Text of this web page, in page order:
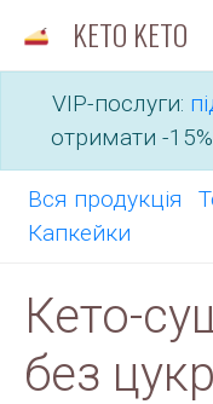
KETO KETO
VIP-послуги:
отримати -
Вся продукція
Капкейки
Кето-
без